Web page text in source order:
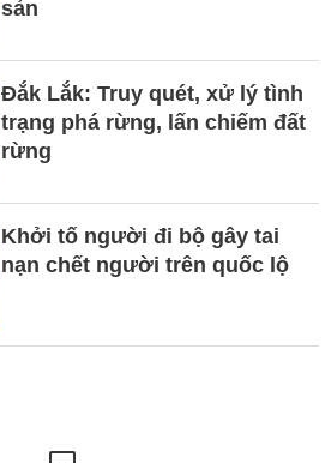
sản
Đắk Lắk: Truy quét, xử lý tình
trạng phá rừng, lấn chiếm đất
rừng
Khởi tố người đi bộ gây tai
nạn chết người trên quốc lộ